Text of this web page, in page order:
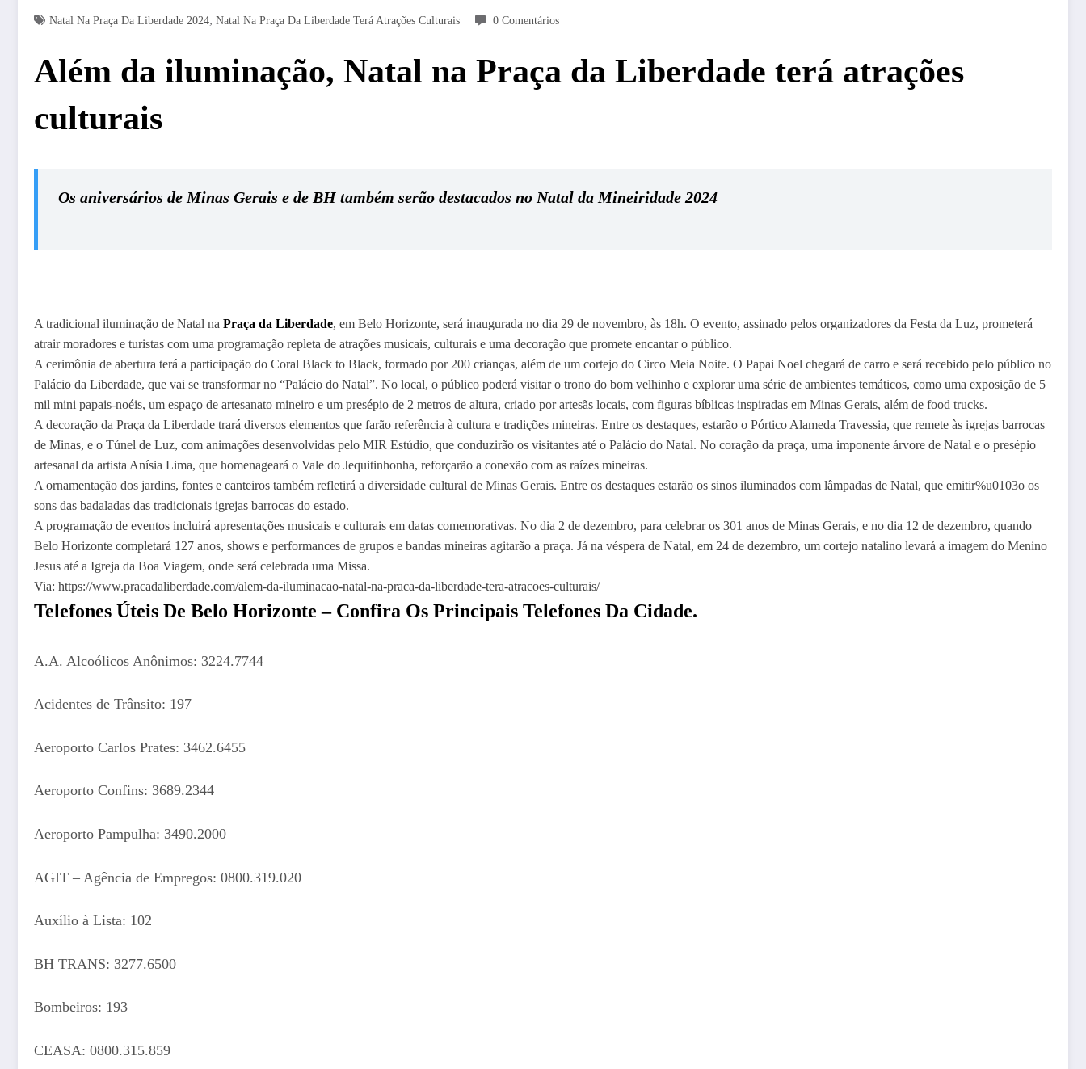
Natal Na Praça Da Liberdade 2024, Natal Na Praça Da Liberdade Terá Atrações Culturais 0 Comentários
Além da iluminação, Natal na Praça da Liberdade terá atrações
culturais
Os aniversários de Minas Gerais e de BH também serão destacados no Natal da Mineiridade 2024
A tradicional iluminação de Natal na Praça da Liberdade, em Belo Horizonte, será inaugurada no dia 29 de novembro, às 18h. O evento, assinado pelos organizadores da Festa da Luz, prometerá
atrair moradores e turistas com uma programação repleta de atrações musicais, culturais e uma decoração que promete encantar o público.
A cerimônia de abertura terá a participação do Coral Black to Black, formado por 200 crianças, além de um cortejo do Circo Meia Noite. O Papai Noel chegará de carro e será recebido pelo público no
Palácio da Liberdade, que vai se transformar no “Palácio do Natal”. No local, o público poderá visitar o trono do bom velhinho e explorar uma série de ambientes temáticos, como uma exposição de 5
mil mini papais-noéis, um espaço de artesanato mineiro e um presépio de 2 metros de altura, criado por artesãs locais, com figuras bíblicas inspiradas em Minas Gerais, além de food trucks.
A decoração da Praça da Liberdade trará diversos elementos que farão referência à cultura e tradições mineiras. Entre os destaques, estarão o Pórtico Alameda Travessia, que remete às igrejas barrocas
de Minas, e o Túnel de Luz, com animações desenvolvidas pelo MIR Estúdio, que conduzirão os visitantes até o Palácio do Natal. No coração da praça, uma imponente árvore de Natal e o presépio
artesanal da artista Anísia Lima, que homenageará o Vale do Jequitinhonha, reforçarão a conexão com as raízes mineiras.
A ornamentação dos jardins, fontes e canteiros também refletirá a diversidade cultural de Minas Gerais. Entre os destaques estarão os sinos iluminados com lâmpadas de Natal, que emitir%u0103o os
sons das badaladas das tradicionais igrejas barrocas do estado.
A programação de eventos incluirá apresentações musicais e culturais em datas comemorativas. No dia 2 de dezembro, para celebrar os 301 anos de Minas Gerais, e no dia 12 de dezembro, quando
Belo Horizonte completará 127 anos, shows e performances de grupos e bandas mineiras agitarão a praça. Já na véspera de Natal, em 24 de dezembro, um cortejo natalino levará a imagem do Menino
Jesus até a Igreja da Boa Viagem, onde será celebrada uma Missa.
Via: https://www.pracadaliberdade.com/alem-da-iluminacao-natal-na-praca-da-liberdade-tera-atracoes-culturais/
Telefones Úteis De Belo Horizonte – Confira Os Principais Telefones Da Cidade.
A.A. Alcoólicos Anônimos: 3224.7744
Acidentes de Trânsito: 197
Aeroporto Carlos Prates: 3462.6455
Aeroporto Confins: 3689.2344
Aeroporto Pampulha: 3490.2000
AGIT – Agência de Empregos: 0800.319.020
Auxílio à Lista: 102
BH TRANS: 3277.6500
Bombeiros: 193
CEASA: 0800.315.859